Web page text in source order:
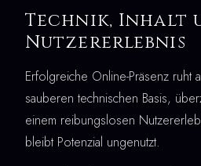
Technik, Inhalt
Nutzererlebnis
Erfolgreiche Online-Präsenz ruht
sauberen technischen Basis,
einem reibungslosen
bleibt Potenzial ungenutzt.